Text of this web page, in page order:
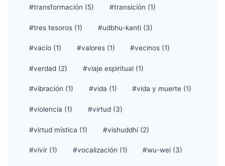
#transformación (5) #transición (1)
#tres tesoros (1) #udbhu-kanti (3)
#vacío (1) #valores (1) #vecinos (1)
#verdad (2) #viaje espiritual (1)
#vibración (1) #vida (1) #vida y muerte (1)
#violencia (1) #virtud (3)
#virtud mística (1) #vishuddhi (2)
#vivir (1) #vocalización (1) #wu-wei (3)